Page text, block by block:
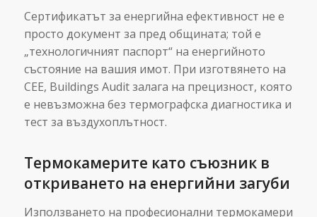
Сертификатът за енергийна ефективност не е
просто документ за пред общината; той е
„технологичният паспорт“ на енергийното
състояние на вашия имот. При изготвянето на
СЕЕ, Buildings Audit залага на прецизност, която
е невъзможна без термографска диагностика и
тест за въздухоплътност.
Термокамерите като съюзник в
откриването на енергийни загуби
Използването на професионални термокамери